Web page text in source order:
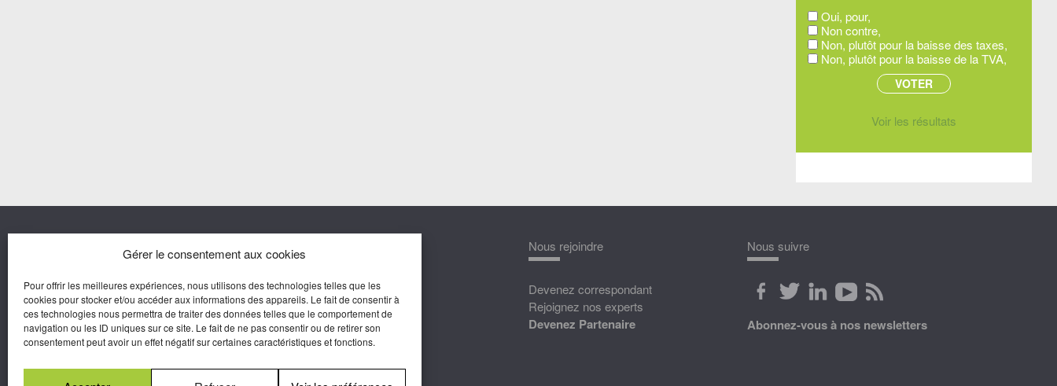
Gérer le consentement aux cookies
Pour offrir les meilleures expériences, nous utilisons des technologies telles que les
cookies pour stocker et/ou accéder aux informations des appareils. Le fait de consentir à
ces technologies nous permettra de traiter des données telles que le comportement de
navigation ou les ID uniques sur ce site. Le fait de ne pas consentir ou de retirer son
consentement peut avoir un effet négatif sur certaines caractéristiques et fonctions.
Oui, pour,
Non contre,
Non, plutôt pour la baisse des taxes,
Non, plutôt pour la baisse de la TVA,
Voir les résultats
Une marque d’Agora Médias,
Éditeur de presse.
Agora Médias
Yves Guittat
Nous rejoindre
Devenez correspondant
Rejoignez nos experts
Devenez Partenaire
Nous suivre
Abonnez-vous à nos newsletters